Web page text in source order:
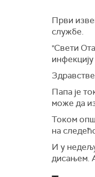
Први
службе.
"Свети
Папа је
може да
Током
на
И у
дисањем.